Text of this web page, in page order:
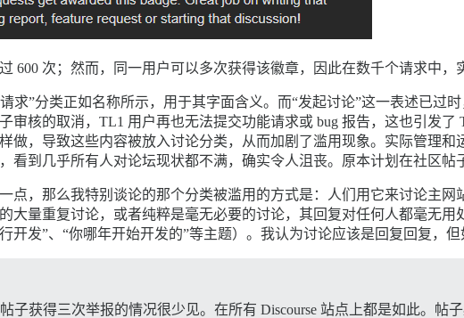
600 次；然而，同一用户可以多次获得该徽章，因此在数千个请求中，
求”分类正如名称所示，用于其字面含义。而“发起讨论”这一表述已
审核的取消，TL1 用户再也无法提交功能请求或 bug 报告，这也引发
做，导致这些内容被放入讨论分类，从而加剧了滥用现象。实际管理
看到几乎所有人对论坛现状都不满，确实令人沮丧。原本计划在社区帖
点，那么我特别谈论的那个分类被滥用的方式是：人们用它来讨论主网
大量重复讨论，或者纯粹是毫无必要的讨论，其回复对任何人都毫无
开发”、“你哪年开始开发的”等主题）。我认为讨论应该是回复回复，
子获得三次举报的情况很少见。在所有 Discourse 站点上都是如此。帖